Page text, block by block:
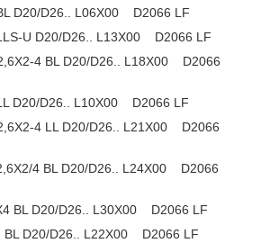
D20/D26.. L06X00 D2066 LF
U D20/D26.. L13X00 D2066 LF
4 BL D20/D26.. L18X00 D2066
D20/D26.. L10X00 D2066 LF
4 LL D20/D26.. L21X00 D2066
4 BL D20/D26.. L24X00 D2066
BL D20/D26.. L30X00 D2066 LF
BL D20/D26.. L22X00 D2066 LF